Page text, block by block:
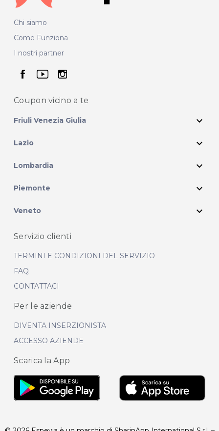
Chi siamo
Come Funziona
I nostri partner
seguici su facebook
seguici su youtube
seguici su instagram
Coupon vicino a te
Friuli Venezia Giulia expand_more
Lazio expand_more
Lombardia expand_more
Piemonte expand_more
Veneto expand_more
Servizio clienti
TERMINI E CONDIZIONI DEL SERVIZIO
FAQ
CONTATTACI
Per le aziende
DIVENTA INSERZIONISTA
ACCESSO AZIENDE
Scarica la App